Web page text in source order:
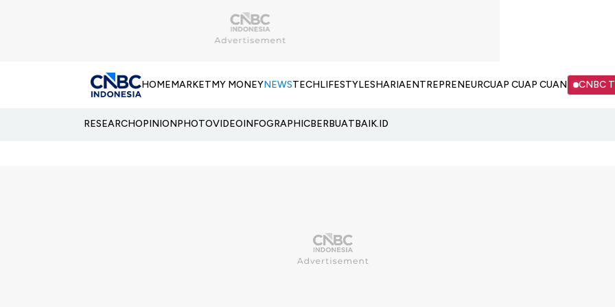
HOMEMARKETMY MONEYNEWSTECHLIFESTYLESHARIAENTREPRENEURCUAP CUAP CUAN CNBC
RESEARCHOPINIONPHOTOVIDEOINFOGRAPHICBERBUATBAIK.ID